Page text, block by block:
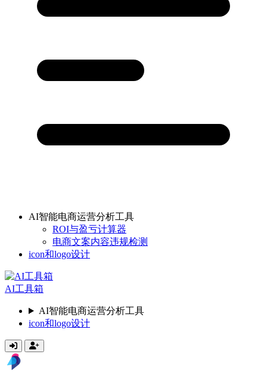
AI智能电商运营分析工具
ROI与盈亏计算器
电商文案内容违规检测
icon和logo设计
AI工具箱
AI智能电商运营分析工具
icon和logo设计